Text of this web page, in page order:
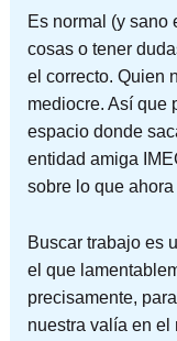
Es normal (y sano
cosas o tener
el correcto. Quien
mediocre. Así que
espacio donde
entidad amiga
sobre lo que
Buscar trabajo es
el que
precisamente,
nuestra valía en el